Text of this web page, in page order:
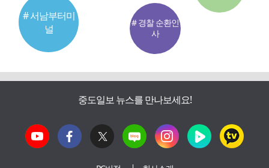
# 서남부터미
널
# 경찰 순환인
사
중도일보 뉴스를 만나보세요!